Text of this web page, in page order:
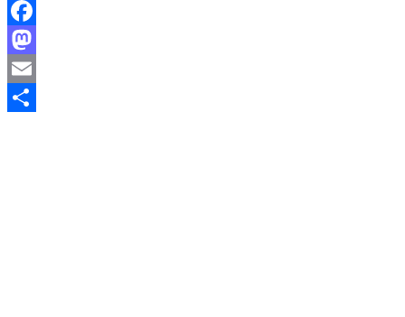
Facebook
Mastodon
Email